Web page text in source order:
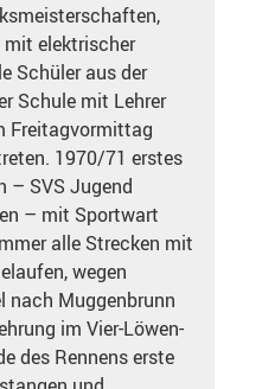
mit elektrischer
Schüler aus der
Schule mit Lehrer
Freitagvormittag
1970/71 erstes
– SVS Jugend
– mit Sportwart
alle Strecken mit
wegen
nach Muggenbrunn
im Vier-Löwen-
des Rennens erste